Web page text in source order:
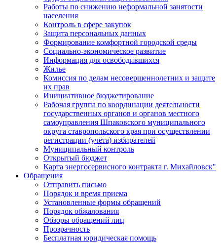
Работы по снижению неформальной занятости
населения
Контроль в сфере закупок
Защита персональных данных
Формирование комфортной городской среды
Социально-экономическое развитие
Информация для освободившихся
Жилье
Комиссия по делам несовершеннолетних и защите
их прав
Инициативное бюджетирование
Рабочая группа по координации деятельности
государственных органов и органов местного
самоуправления Шпаковского муниципального
округа ставропольского края при осуществлении
регистрации (учёта) избирателей
Муниципальный контроль
Открытый бюджет
Карта энергосервисного контракта г. Михайловск"
Обращения
Отправить письмо
Порядок и время приема
Установленные формы обращений
Порядок обжалования
Обзоры обращений лиц
Прозрачность
Бесплатная юридическая помощь